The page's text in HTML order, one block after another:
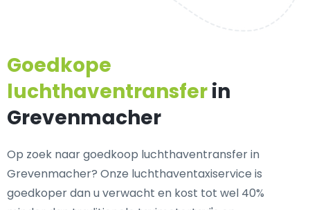
Goedkope
luchthaventransferin
Grevenmacher
Op zoek naar goedkoop luchthaventransfer in
Grevenmacher? Onze luchthaventaxiservice is
goedkoper dan u verwacht en kost tot wel 40%